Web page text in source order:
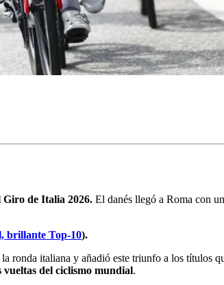
Giro de Italia 2026. El danés llegó a Roma con
brillante Top-10).
italiana y añadió este triunfo a los títulos
del ciclismo mundial.